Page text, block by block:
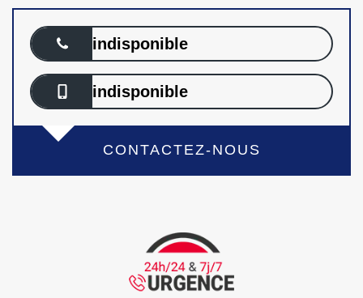
indisponible
indisponible
CONTACTEZ-NOUS